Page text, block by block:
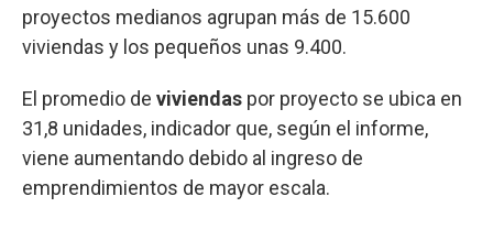
proyectos medianos agrupan más de 15.600
viviendas y los pequeños unas 9.400.
El promedio de viviendas por proyecto se ubica en
31,8 unidades, indicador que, según el informe,
viene aumentando debido al ingreso de
emprendimientos de mayor escala.